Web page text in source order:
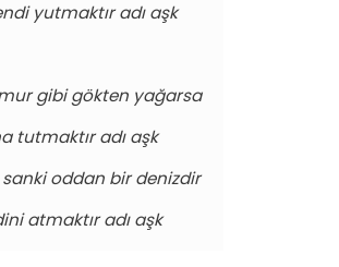
yutmaktır adı aşk
gibi gökten yağarsa
tutmaktır adı aşk
oddan bir denizdir
atmaktır adı aşk